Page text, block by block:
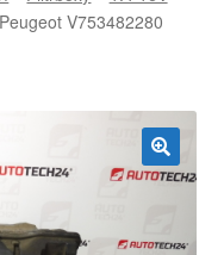
V753482280
🔍